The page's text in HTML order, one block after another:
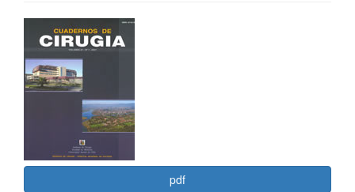
Barra
lateral
del
artículo
pdf